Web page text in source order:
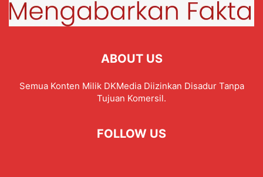
ABOUT US
Semua Konten Milik DKMedia Diizinkan Disadur Tanpa
Tujuan Komersil.
FOLLOW US